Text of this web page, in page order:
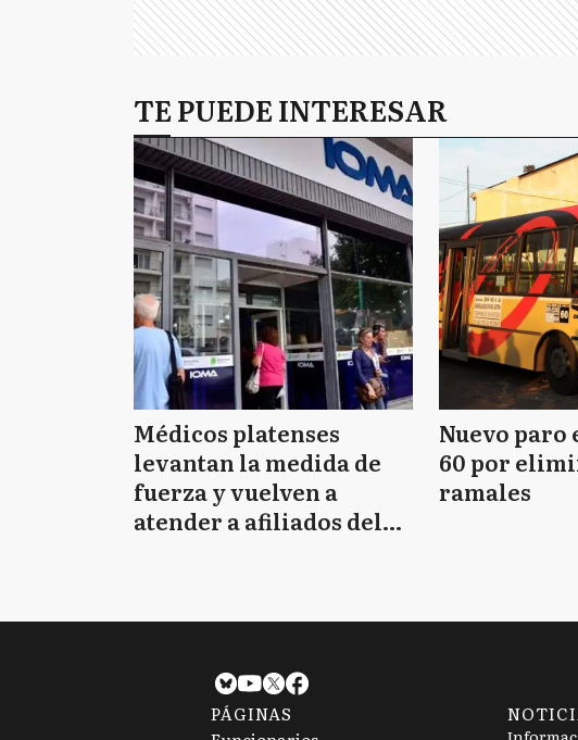
TE PUEDE INTERESAR
Médicos platenses
levantan la medida de
fuerza y vuelven a
atender a afiliados del
Nuevo paro
60 por
ramales
PÁGINAS